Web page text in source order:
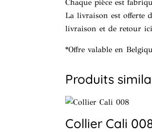
Chaque pièce est
La livraison est offerte
livraison et de retourici
*Offre valable en
Produits
Collier Cali